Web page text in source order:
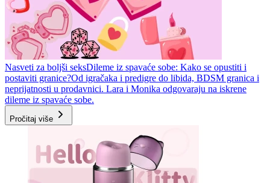
Nasveti za boljši seksDileme iz spavaće sobe: Kako se opustiti i
postaviti granice?Od igračaka i predigre do libida, BDSM granica i
neprijatnosti u prodavnici. Lara i Monika odgovaraju na iskrene
dileme iz spavaće sobe.
Pročitaj više